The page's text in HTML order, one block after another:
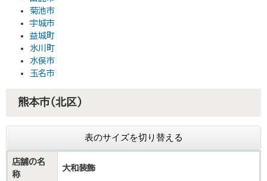
菊池市
宇城市
益城町
氷川町
水俣市
玉名市
熊本市（北区）
表のサイズを切り替える
店舗の名
称
大和装飾